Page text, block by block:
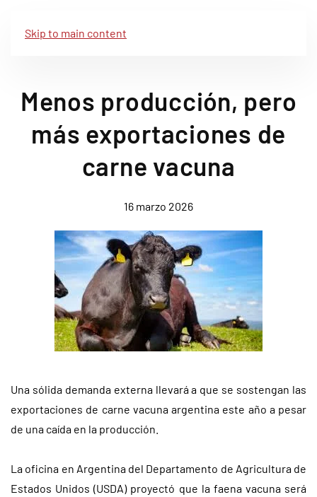
Skip to main content
Menos producción, pero
más exportaciones de
carne vacuna
16 marzo 2026
Una sólida demanda externa llevará a que se sostengan las
exportaciones de carne vacuna argentina este año a pesar
de una caída en la producción.
La oficina en Argentina del Departamento de Agricultura de
Estados Unidos (USDA) proyectó que la faena vacuna será